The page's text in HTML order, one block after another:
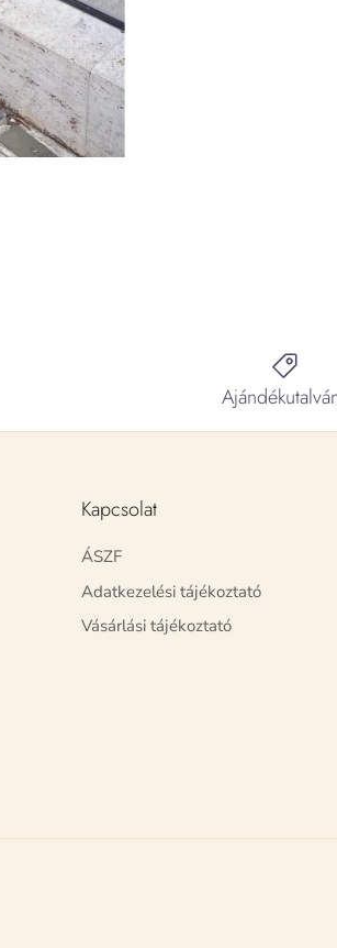
Kapcsolat
ÁSZF
Adatkezelési tájékoztató
Vásárlási tájékoztató